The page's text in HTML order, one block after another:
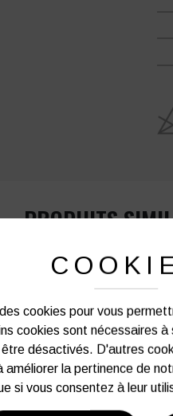
PRODUITS
cookies pour vous
cookies sont nécessaires
désactivés. D'autres
améliorer la pertinence de
si vous consentez à leur